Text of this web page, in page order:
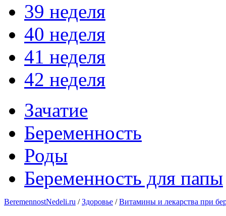
39 неделя
40 неделя
41 неделя
42 неделя
Зачатие
Беременность
Роды
Беременность для папы
BeremennostNedeli.ru / Здоровье / Витамины и лекарства при